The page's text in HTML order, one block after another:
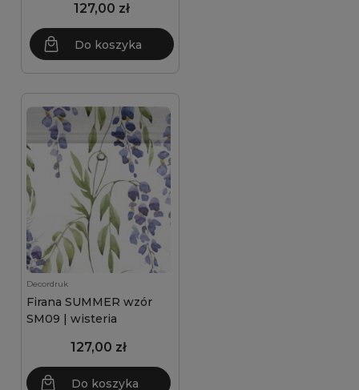
127,00 zł
Do koszyka
Decordruk
Firana SUMMER wzór
SM09 | wisteria
127,00 zł
Do koszyka